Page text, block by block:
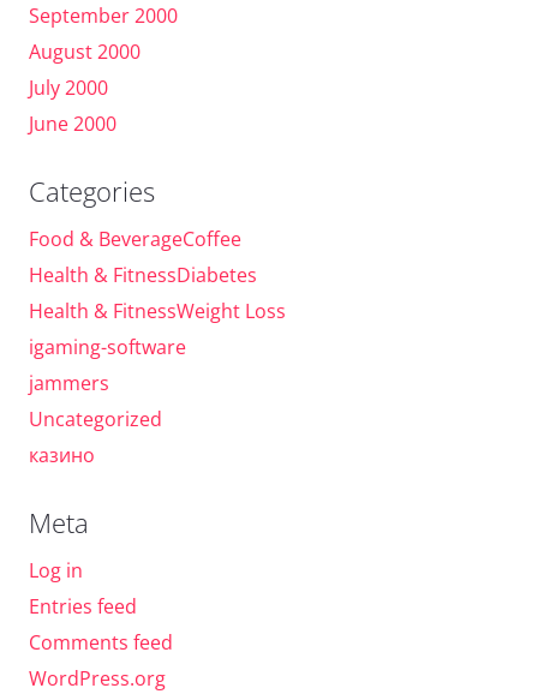
September 2000
August 2000
July 2000
June 2000
Categories
Food & BeverageCoffee
Health & FitnessDiabetes
Health & FitnessWeight Loss
igaming-software
jammers
Uncategorized
казино
Meta
Log in
Entries feed
Comments feed
WordPress.org